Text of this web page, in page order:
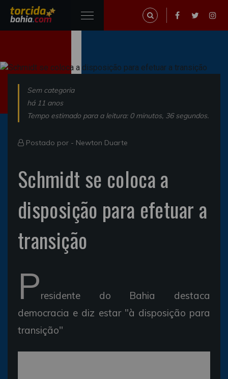
Sem categoria
há 11 anos
Tempo estimado para a leitura: 0 minutos, 36 segundos.
Postado por - Newton Duarte
Schmidt se coloca a
disposição para efetuar a
transição
Presidente do Bahia destaca
democracia e diz estar "à disposição para
transição"